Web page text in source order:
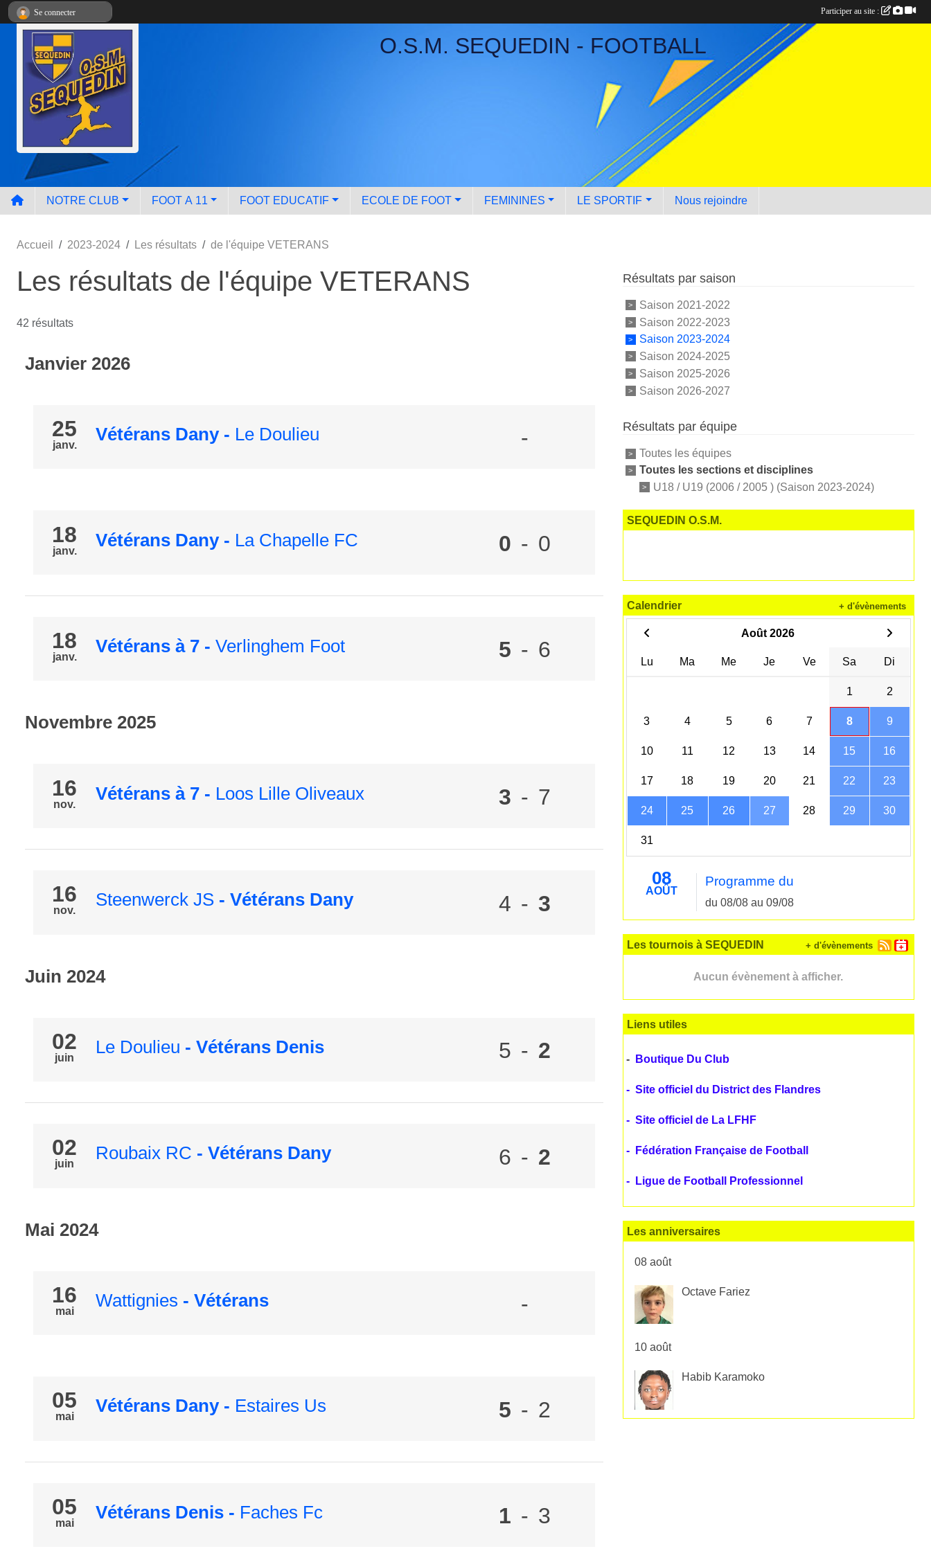
O.S.M. SEQUEDIN - FOOTBALL
NOTRE CLUB FOOT A 11 FOOT EDUCATIF ECOLE DE FOOT FEMININES LE SPORTIF Nous rejoindre
Accueil 2023-2024 Les résultats de l'équipe VETERANS
Les résultats de l'équipe VETERANS
42 résultats
Janvier 2026
25
janv.
Vétérans Dany- Le Doulieu -
18
janv.
Vétérans Dany- La Chapelle FC 0 - 0
18
janv.
Vétérans à 7 - Verlinghem Foot 5 - 6
Novembre 2025
16
nov.
Vétérans à 7 - Loos Lille Oliveaux 3 - 7
16
nov.
Steenwerck JS - Vétérans Dany 4 - 3
Juin 2024
02
juin
Le Doulieu - Vétérans Denis 5 - 2
02
juin
Roubaix RC - Vétérans Dany 6 - 2
Mai 2024
16
mai
Wattignies - Vétérans -
05
mai
Vétérans Dany- Estaires Us 5 - 2
05
mai
Vétérans Denis - Faches Fc 1 - 3
Résultats par saison
Saison 2021-2022
Saison 2022-2023
Saison 2023-2024
Saison 2024-2025
Saison 2025-2026
Saison 2026-2027
Résultats par équipe
Toutes les équipes
Toutes les sections et disciplines
U18 / U19 (2006 / 2005 ) (Saison 2023-2024)
SEQUEDIN O.S.M.
Calendrier
Août 2026
Lu Ma Me Je Ve Sa Di
1 2
3 4 5 6 7 8 9
10 11 12 13 14 15 16
17 18 19 20 21 22 23
24 25 26 27 28 29 30
31
08
AOÛT
Programme du
du 08/08 au 09/08
+ d'évènements
Les tournois à SEQUEDIN
Aucun évènement à afficher.
+ d'évènements
Liens utiles
- Boutique Du Club
- Site officiel du District des Flandres
- Site officiel de La LFHF
- Fédération Française de Football
- Ligue de Football Professionnel
Les anniversaires
08 août
Octave Fariez
10 août
Habib Karamoko
Se connecter Participer au site :
Panneau de gestion des cookies